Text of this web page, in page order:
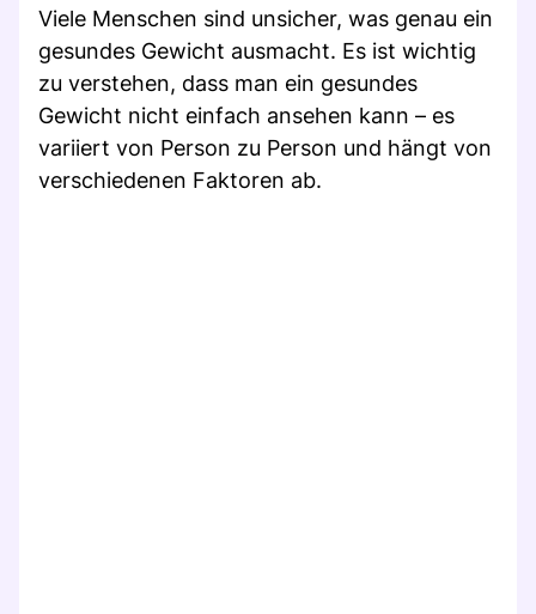
Viele Menschen sind unsicher, was genau ein
gesundes Gewicht ausmacht. Es ist wichtig
zu verstehen, dass man ein gesundes
Gewicht nicht einfach ansehen kann – es
variiert von Person zu Person und hängt von
verschiedenen Faktoren ab.